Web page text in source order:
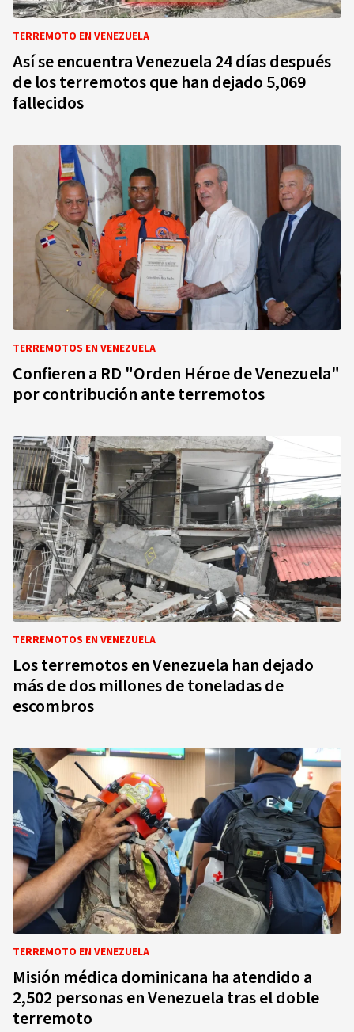
TERREMOTO EN VENEZUELA
Así se encuentra Venezuela 24 días después
de los terremotos que han dejado 5,069
fallecidos
TERREMOTOS EN VENEZUELA
Confieren a RD "Orden Héroe de Venezuela"
por contribución ante terremotos
TERREMOTOS EN VENEZUELA
Los terremotos en Venezuela han dejado
más de dos millones de toneladas de
escombros
TERREMOTO EN VENEZUELA
Misión médica dominicana ha atendido a
2,502 personas en Venezuela tras el doble
terremoto